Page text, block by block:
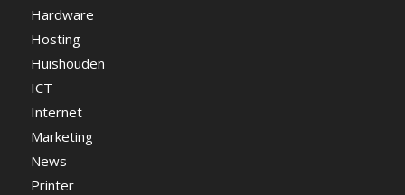
Hardware
Hosting
Huishouden
ICT
Internet
Marketing
News
Printer